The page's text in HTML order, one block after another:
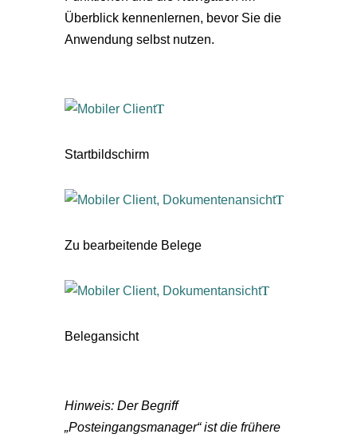
Überblick kennenlernen, bevor Sie die
Anwendung selbst nutzen.
Startbildschirm
Zu bearbeitende Belege
Belegansicht
Hinweis: Der Begriff
„Posteingangsmanager“ ist die frühere